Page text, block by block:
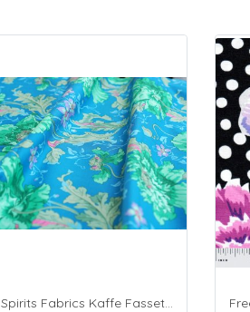
Free Spirits Fabrics Kaffe Fassette Collective Papaver Green